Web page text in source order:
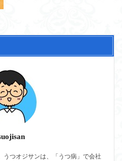
うつオジサンは、「うつ病」で会社